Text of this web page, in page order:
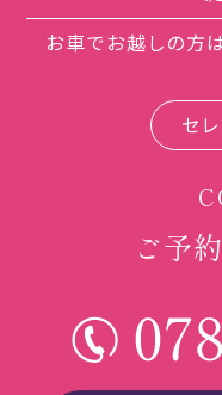
お車でお越しの方
セ
ご予